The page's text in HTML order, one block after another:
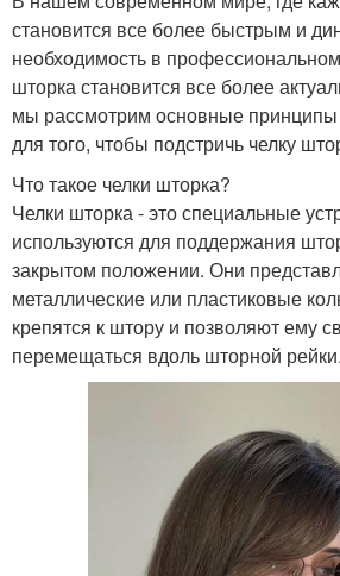
становится все более быстрым и
необходимость в
шторка становится все более
мы рассмотрим основные
для того, чтобы подстричь челку
Что такое челки шторка?
Челки шторка - это специальные
используются для поддержания
закрытом положении. Они
металлические или пластиковые
крепятся к штору и позволяют ему
перемещаться вдоль шторной рейки.